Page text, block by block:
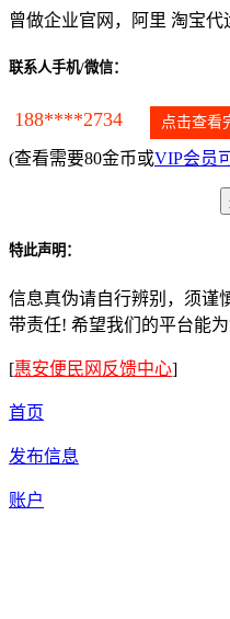
曾做企业官网，阿里 淘宝代
联系人手机/微信：
188****2734 点击查看
(查看需要80金币或VIP会员
特此声明：
信息真伪请自行辨别，须谨
带责任! 希望我们的平台能
[惠安便民网反馈中心]
首页
发布信息
账户